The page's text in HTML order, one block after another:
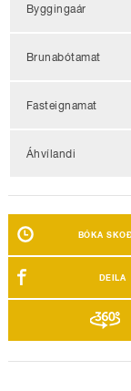
Byggingaár
Brunabótamat
Fasteignamat
Áhvílandi
BÓKA
DEILA